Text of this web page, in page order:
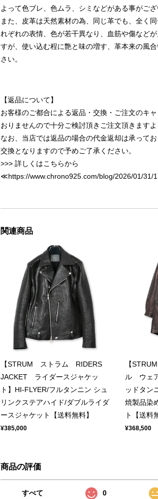
よって色ブレ、色ムラ、シミなどがある事がござ
また、皮革は天然素材の為、同じ革でも、全く
れぞれの表情、色が若干異なり、血筋や傷など
すが、使い込む程に艶と味の増す、革本来の風
さい。
【返品について】
お客様のご都合による返品・交換・ご注文のキ
おりませんので十分ご検討頂きご注文頂きますよ
なお、当店では返品の場合の代金返却は承って
交換となりますので予めご了承ください。
>>> 詳しくはこちらから
≪https://www.chrono925.com/blog/2026/01/31/
関連商品
【STRUM ストラム RIDERS
JACKET ライダースジャケッ
ト】HI-FLYER/フルタンニン シュ
リンクステアハイド/ダブルライダ
ースジャケット【送料無料】
¥385,000
【
ル ウェ
ッドタン
焼製品染
ト【送料
¥368,500
商品の評価
すべて 0